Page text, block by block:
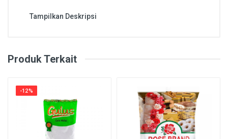
Tampilkan Deskripsi
Produk Terkait
-12%